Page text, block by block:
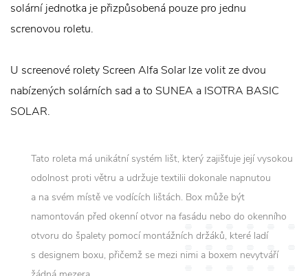
solární jednotka je přizpůsobená pouze pro jednu
screnovou roletu.
U screenové rolety Screen Alfa Solar lze volit ze dvou
nabízených solárních sad a to SUNEA a ISOTRA BASIC
SOLAR.
Tato roleta má unikátní systém lišt, který zajišťuje její vysokou
odolnost proti větru a udržuje textilii dokonale napnutou
a na svém místě ve vodících lištách. Box může být
namontován před okenní otvor na fasádu nebo do okenního
otvoru do špalety pomocí montážních držáků, které ladí
s designem boxu, přičemž se mezi nimi a boxem nevytváří